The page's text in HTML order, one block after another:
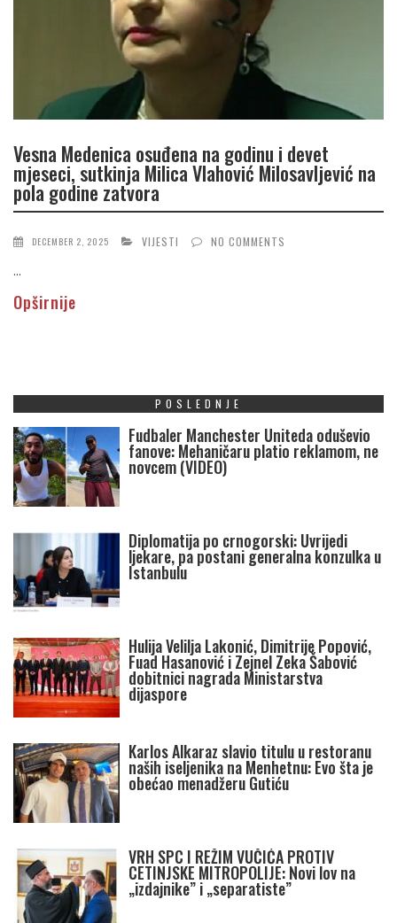
Vesna Medenica osuđena na godinu i devet
mjeseci, sutkinja Milica Vlahović Milosavljević na
pola godine zatvora
DECEMBER 2, 2025 VIJESTI NO COMMENTS
...
Opširnije
POSLEDNJE
Fudbaler Manchester Uniteda oduševio
fanove: Mehaničaru platio reklamom, ne
novcem (VIDEO)
Diplomatija po crnogorski: Uvrijedi
ljekare, pa postani generalna konzulka u
Istanbulu
Hulija Velilja Lakonić, Dimitrije Popović,
Fuad Hasanović i Zejnel Zeka Šabović
dobitnici nagrada Ministarstva
dijaspore
Karlos Alkaraz slavio titulu u restoranu
naših iseljenika na Menhetnu: Evo šta je
obećao menadžeru Gutiću
VRH SPC I REŽIM VUČIĆA PROTIV
CETINJSKE MITROPOLIJE: Novi lov na
„izdajnike” i „separatiste”